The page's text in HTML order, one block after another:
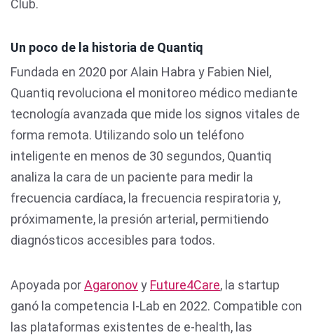
Club.
Un poco de la historia de Quantiq
Fundada en 2020 por Alain Habra y Fabien Niel,
Quantiq revoluciona el monitoreo médico mediante
tecnología avanzada que mide los signos vitales de
forma remota. Utilizando solo un teléfono
inteligente en menos de 30 segundos, Quantiq
analiza la cara de un paciente para medir la
frecuencia cardíaca, la frecuencia respiratoria y,
próximamente, la presión arterial, permitiendo
diagnósticos accesibles para todos.
Apoyada porAgaronovy Future4Care, la startup
ganó la competencia I-Lab en 2022. Compatible con
las plataformas existentes de e-health, las